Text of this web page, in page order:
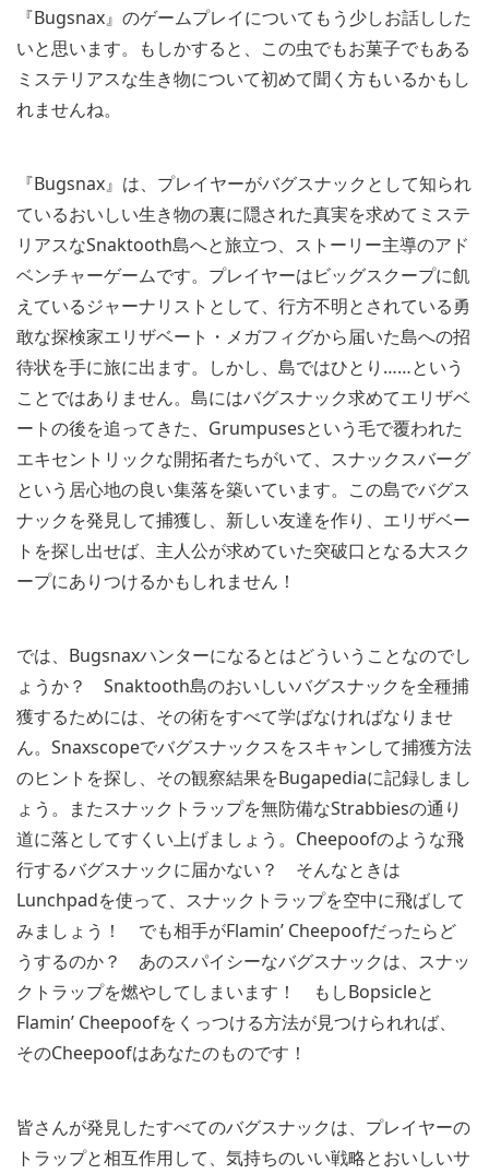
『Bugsnax』のゲームプレイについてもう少しお話しした
いと思います。もしかすると、この虫でもお菓子でもある
ミステリアスな生き物について初めて聞く方もいるかもし
れませんね。
『Bugsnax』は、プレイヤーがバグスナックとして知られ
ているおいしい生き物の裏に隠された真実を求めてミステ
リアスなSnaktooth島へと旅立つ、ストーリー主導のアド
ベンチャーゲームです。プレイヤーはビッグスクープに飢
えているジャーナリストとして、行方不明とされている勇
敢な探検家エリザベート・メガフィグから届いた島への招
待状を手に旅に出ます。しかし、島ではひとり……という
ことではありません。島にはバグスナック求めてエリザベ
ートの後を追ってきた、Grumpusesという毛で覆われた
エキセントリックな開拓者たちがいて、スナックスバーグ
という居心地の良い集落を築いています。この島でバグス
ナックを発見して捕獲し、新しい友達を作り、エリザベー
トを探し出せば、主人公が求めていた突破口となる大スク
ープにありつけるかもしれません！
では、Bugsnaxハンターになるとはどういうことなのでし
ょうか？ Snaktooth島のおいしいバグスナックを全種捕
獲するためには、その術をすべて学ばなければなりませ
ん。Snaxscopeでバグスナックスをスキャンして捕獲方法
のヒントを探し、その観察結果をBugapediaに記録しまし
ょう。またスナックトラップを無防備なStrabbiesの通り
道に落としてすくい上げましょう。Cheepoofのような飛
行するバグスナックに届かない？ そんなときは
Lunchpadを使って、スナックトラップを空中に飛ばして
みましょう！ でも相手がFlamin’ Cheepoofだったらど
うするのか？ あのスパイシーなバグスナックは、スナッ
クトラップを燃やしてしまいます！ もしBopsicleと
Flamin’ Cheepoofをくっつける方法が見つけられれば、
そのCheepoofはあなたのものです！
皆さんが発見したすべてのバグスナックは、プレイヤーの
トラップと相互作用して、気持ちのいい戦略とおいしいサ